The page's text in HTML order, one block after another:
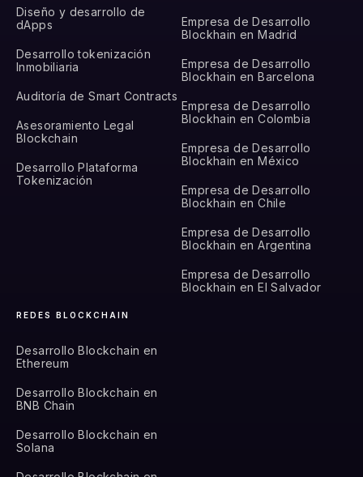
Diseño y desarrollo de
dApps
Desarrollo tokenización
Inmobiliaria
Auditoría de Smart Contracts
Asesoramiento Legal
Blockchain
Desarrollo Plataforma
Tokenización
Empresa de Desarrollo
Blockhain en Madrid
Empresa de Desarrollo
Blockhain en Barcelona
Empresa de Desarrollo
Blockhain en Colombia
Empresa de Desarrollo
Blockhain en México
Empresa de Desarrollo
Blockhain en Chile
Empresa de Desarrollo
Blockhain en Argentina
Empresa de Desarrollo
Blockhain en El Salvador
REDES BLOCKCHAIN
Desarrollo Blockchain en
Ethereum
Desarrollo Blockchain en
BNB Chain
Desarrollo Blockchain en
Solana